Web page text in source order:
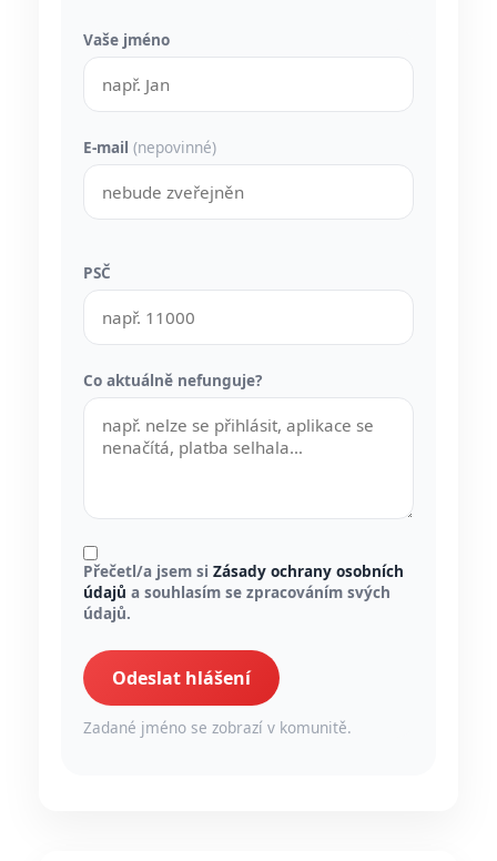
Vaše jméno
E-mail (nepovinné)
PSČ
Co aktuálně nefunguje?
Přečetl/a jsem si Zásady ochrany osobních
údajů a souhlasím se zpracováním svých
údajů.
Odeslat hlášení
Zadané jméno se zobrazí v komunitě.